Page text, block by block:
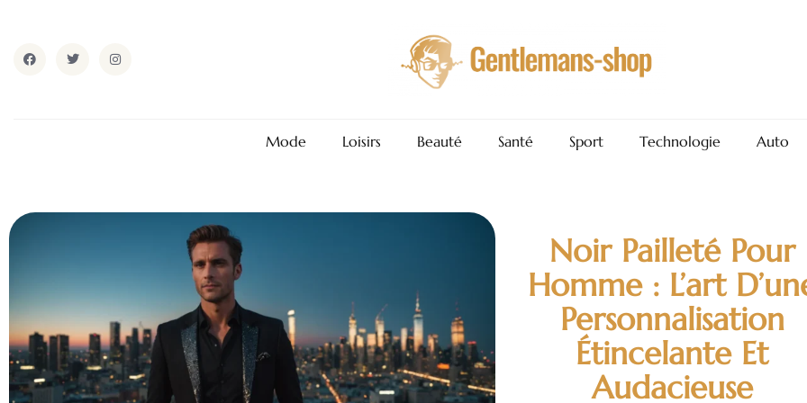
Mode Loisirs Beauté Santé Sport Technologie Auto
Noir Pailleté Pour
Homme : L’art
Personnalisation
Étincelante Et
Audacieuse